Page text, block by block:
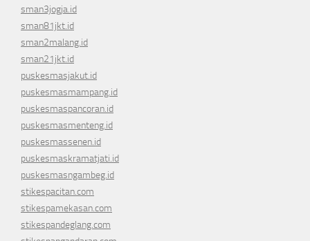
sman3jogja.id
sman81jkt.id
sman2malang.id
sman21jkt.id
puskesmasjakut.id
puskesmasmampang.id
puskesmaspancoran.id
puskesmasmenteng.id
puskesmassenen.id
puskesmaskramatjati.id
puskesmasngambeg.id
stikespacitan.com
stikespamekasan.com
stikespandeglang.com